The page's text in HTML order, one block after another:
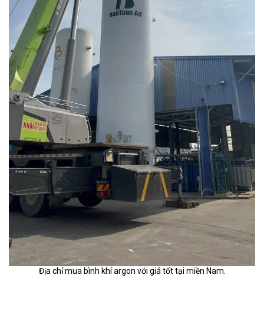
Địa chỉ mua bình khí argon với giá tốt tại miền Nam.